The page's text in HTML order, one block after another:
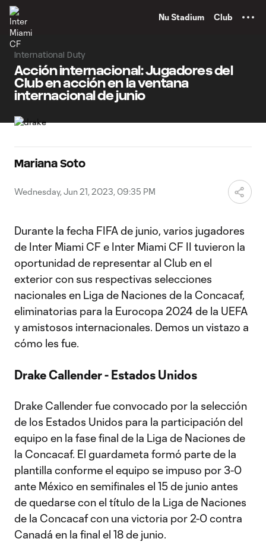
Nu Stadium Club
International Duty
Acción internacional: Jugadores del
Club en acción en la ventana
internacional de junio
Mariana Soto
Wednesday, Jun 21, 2023, 09:35 PM
Durante la fecha FIFA de junio, varios jugadores
de Inter Miami CF e Inter Miami CF II tuvieron la
oportunidad de representar al Club en el
exterior con sus respectivas selecciones
nacionales en Liga de Naciones de la Concacaf,
eliminatorias para la Eurocopa 2024 de la UEFA
y amistosos internacionales. Demos un vistazo a
cómo les fue.
Drake Callender - Estados Unidos
Drake Callender fue convocado por la selección
de los Estados Unidos para la participación del
equipo en la fase final de la Liga de Naciones de
la Concacaf. El guardameta formó parte de la
plantilla conforme el equipo se impuso por 3-0
ante México en semifinales el 15 de junio antes
de quedarse con el título de la Liga de Naciones
de la Concacaf con una victoria por 2-0 contra
Canadá en la final el 18 de junio.